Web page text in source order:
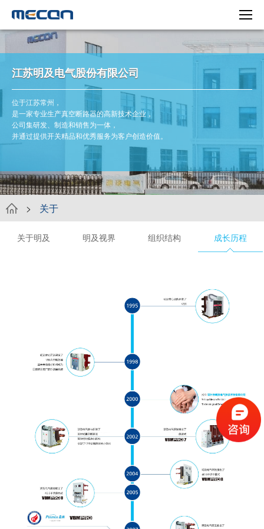
江苏明及电气股份有限公司
位于江苏常州，
是一家专业生产真空断路器的高新技术企业，
公司集研发、制造和销售为一体，
并通过提供开关精品和优秀服务为客户创造价值。
> 关于
关于明及 明及视界 组织结构 成长历程